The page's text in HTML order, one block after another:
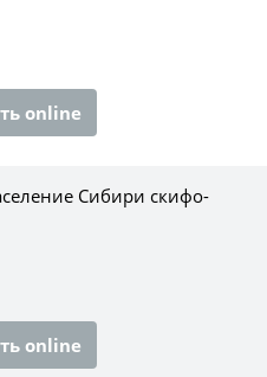
online
Сибири скифо-
online